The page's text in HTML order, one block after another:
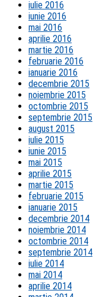
iulie 2016
iunie 2016
mai 2016
aprilie 2016
martie 2016
februarie 2016
ianuarie 2016
decembrie 2015
noiembrie 2015
octombrie 2015
septembrie 2015
august 2015
iulie 2015
iunie 2015
mai 2015
aprilie 2015
martie 2015
februarie 2015
ianuarie 2015
decembrie 2014
noiembrie 2014
octombrie 2014
septembrie 2014
iulie 2014
mai 2014
aprilie 2014